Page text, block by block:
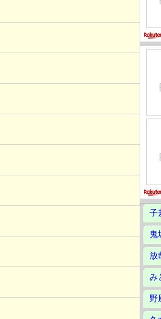
子
鬼
放
み
野